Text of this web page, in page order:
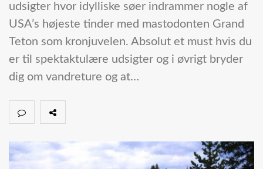
udsigter hvor idylliske søer indrammer nogle af
USA’s højeste tinder med mastodonten Grand
Teton som kronjuvelen. Absolut et must hvis du
er til spektaktulære udsigter og i øvrigt bryder
dig om vandreture og at…